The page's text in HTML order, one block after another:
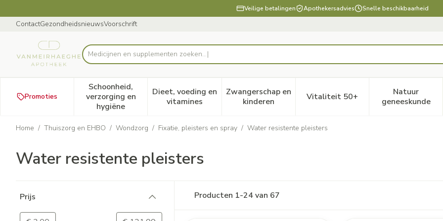
Veilige betalingen Apothekersadvies Snelle beschikbaarheid
ContactGezondheidsnieuwsVoorschrift
Product, merk, categorie...
Me
Promoties
Schoonheid,
verzorging en
hygiëne
Toon submenu voor Schoonheid, verzorging en hygiëne categorie
Dieet, voeding en
vitaminesToon submenu voor Dieet, voeding en vitamines categorie
Zwangerschap en
kinderenToon submenu voor Zwangerschap en kinderen
Vitaliteit 50+Toon submenu voor Vitaliteit
Natuur
geneeskunde
Toon
Home / Thuiszorg en EHBO / Wondzorg / Fixatie, pleisters en spray / Water resistente pleisters
Water resistente pleisters
Prijs
Producten 1-24van 67